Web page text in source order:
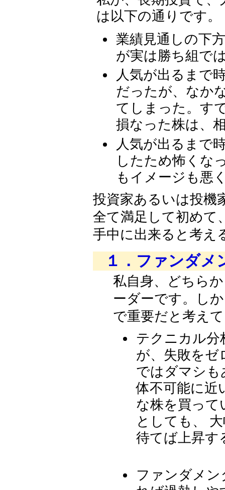
は以下の通りです。
業績見通しの下
が実は勝ち組で
人気が出るまで
だったが、なかな
てしまった。す
損なった株は、
人気が出るまで
したため怖くなって損切り
もイメージも悪
投資家あるいは投機
全て満足して初めて、比
手中に出来ると考え
１．ファンダメ
私自身、どちら
ーダーです。しか
で重要だと考え
テクニカル分
が、失敗をゼロに
ではダマシも
体不可能に近い。 ファンダメンタル分
な株を買って
としても、 大幅に下落する可能性が低く、また多少
待てば上昇す
ファンダメン